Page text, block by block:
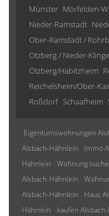
Münster Mörfelden-
Nieder-Ramstadt
Ober-Ramstadt /
Otzberg / Nieder-
Otzberg/Habitzheim
Reichelsheim/Ober-
Roßdorf Schaafheim
Eigentumswohnungen
Alsbach-Hähnlein
Immo
Hähnlein
Wohnung
Alsbach-Hähnlein
Alsbach-Hähnlein
Haus
Hähnlein
kaufen